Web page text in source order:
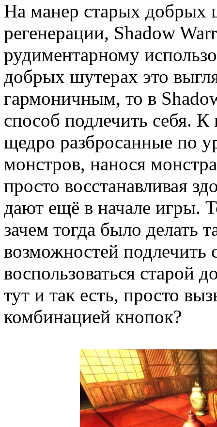
На манер старых добрых
регенерации, Shadow
рудиментарному
добрых шутерах это
гармоничным, то в
способ подлечить себя. К
щедро разбросанные по
монстров, нанося
просто восстанавливая
дают ещё в начале игры.
зачем тогда было делать
возможностей
воспользоваться старой
тут и так есть, просто
комбинацией кнопок?